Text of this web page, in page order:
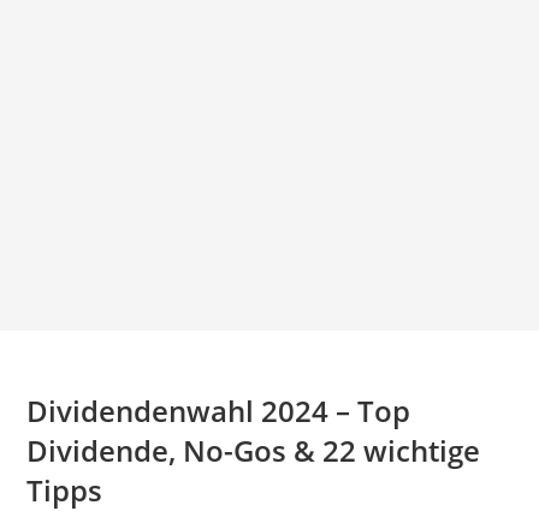
Dividendenwahl 2024 – Top
Dividende, No-Gos & 22 wichtige
Tipps